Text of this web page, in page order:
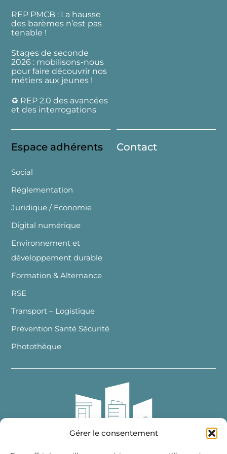
Gérer le consentement
REP PMCB : La hausse
des barèmes n’est pas
tenable !
Stages de seconde
2026 : mobilisons-nous
pour faire découvrir nos
métiers aux jeunes !
♻️ REP 2.0 des avancées
et des interrogations
Espace adhérents
Social
Réglementation
Juridique / Economie
Digital numérique
Environnement et
développement durable
Formation & Alternance
RSE
Transport – Logistique
Prévention Santé Sécurité
Photothèque
Contact